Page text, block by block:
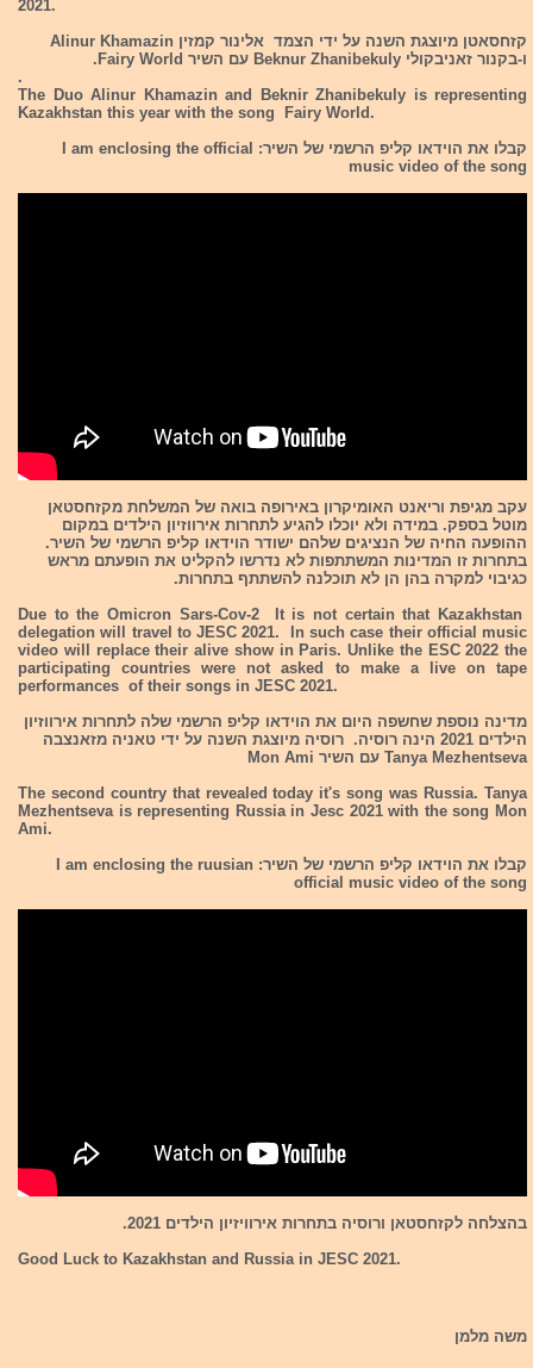
2021.
ו-בקנור זאניבקולי Beknur Zhanibekuly עם השיר Fairy World.
.
The Duo Alinur Khamazin and Beknir Zhanibekuly is representing
Kazakhstan this year with the song Fairy World.
קבלו את הוידאו קליפ הרשמי של השיר: I am enclosing the official
music video of the song
עקב מגיפת וריאנט האומיקרון באירופה בואה של המשלחת מקזחסטאן
מוטל בספק. במידה ולא יוכלו להגיע לתחרות אירווזיון הילדים במקום
ההופעה החיה של הנציגים שלהם ישודר הוידאו קליפ הרשמי של השיר.
בתחרות זו המדינות המשתתפות לא נדרשו להקליט את הופעתם מראש
כגיבוי למקרה בהן הן לא תוכלנה להשתתף בתחרות.
Due to the Omicron Sars-Cov-2 It is not certain that Kazakhstan
delegation will travel to JESC 2021. In such case their official music
video will replace their alive show in Paris. Unlike the ESC 2022 the
participating countries were not asked to make a live on tape
performances of their songs in JESC 2021.
מדינה נוספת שחשפה היום את הוידאו קליפ הרשמי שלה לתחרות אירווזיון
הילדים 2021 הינה רוסיה. רוסיה מיוצגת השנה על ידי טאניה מזאנצבה
Tanya Mezhentseva עם השיר Mon Ami
The second country that revealed today it's song was Russia. Tanya
Mezhentseva is representing Russia in Jesc 2021 with the song Mon
Ami.
קבלו את הוידאו קליפ הרשמי של השיר: I am enclosing the ruusian
official music video of the song
בהצלחה לקזחסטאן ורוסיה בתחרות אירוויזיון הילדים 2021.
Good Luck to Kazakhstan and Russia in JESC 2021.
משה מלמן